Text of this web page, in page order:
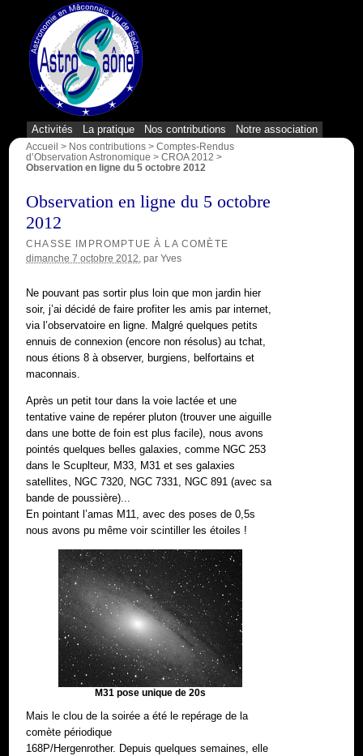
Activités La pratique Nos contributions Notre association
Accueil > Nos contributions > Comptes-Rendus
d’Observation Astronomique > CROA 2012 >
Observation en ligne du 5 octobre 2012
Observation en ligne du 5 octobre
2012
CHASSE IMPROMPTUE À LA COMÈTE
dimanche 7 octobre 2012 , par Yves
Ne pouvant pas sortir plus loin que mon jardin hier
soir, j’ai décidé de faire profiter les amis par internet,
via l’observatoire en ligne. Malgré quelques petits
ennuis de connexion (encore non résolus) au tchat,
nous étions 8 à observer, burgiens, belfortains et
maconnais.
Après un petit tour dans la voie lactée et une
tentative vaine de repérer pluton (trouver une aiguille
dans une botte de foin est plus facile), nous avons
pointés quelques belles galaxies, comme NGC 253
dans le Scuplteur, M33, M31 et ses galaxies
satellites, NGC 7320, NGC 7331, NGC 891 (avec sa
bande de poussière)...
En pointant l’amas M11, avec des poses de 0,5s
nous avons pu même voir scintiller les étoiles !
M31 pose unique de 20s
Mais le clou de la soirée a été le repérage de la
comète périodique
168P/Hergenrother. Depuis quelques semaines, elle